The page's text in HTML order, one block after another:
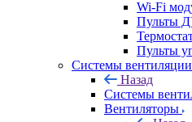
Wi-Fi
Пульты
Пульты
Системы вентиляции
Назад
Системы
Вентиляторы